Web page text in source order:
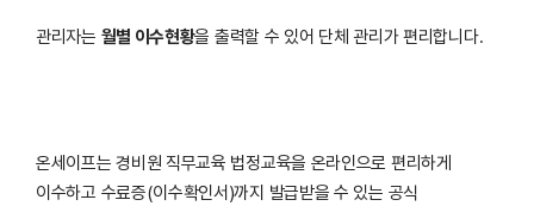
관리자는 월별 이수현황을 출력할 수 있어 단체 관리가 편리합니다.
온세이프는 경비원 직무교육 법정교육을 온라인으로 편리하게
이수하고 수료증(이수확인서)까지 발급받을 수 있는 공식